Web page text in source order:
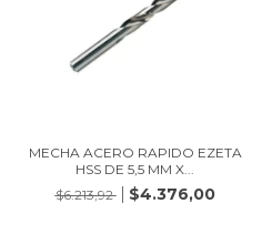
MECHA ACERO RAPIDO EZETA
HSS DE 5,5 MM X...
$6.213,92
$4.376,00